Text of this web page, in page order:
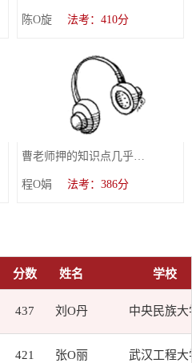
陈O旋 法考：410分
程O娟 法考：386分
分数 姓名 学校
437 刘O丹 中央民族大
421 张O丽 武汉工程大